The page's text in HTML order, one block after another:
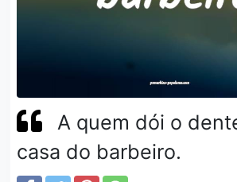
A quem dói o
casa do barbeiro.